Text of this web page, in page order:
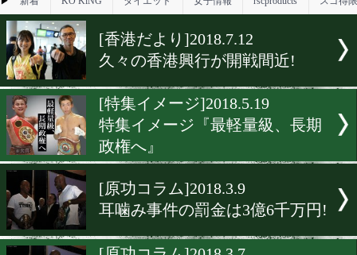
2022年6月のニュース
▶ 新着 KO KiNG ダイエット 女子情報
[香港だより]2018.7.12
久々の香港興行が開戦間近!
[特集イメージ]2018.5.19
特集イメージ『最軽量級、
政権へ』